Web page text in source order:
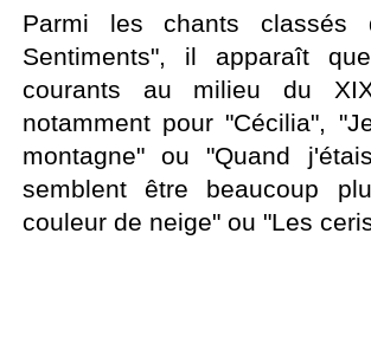
Parmi les chants classés
Sentiments", il apparaît
courants au milieu du
notamment pour "Cécilia",
montagne" ou "Quand
semblent être beaucoup
couleur de neige" ou "Les